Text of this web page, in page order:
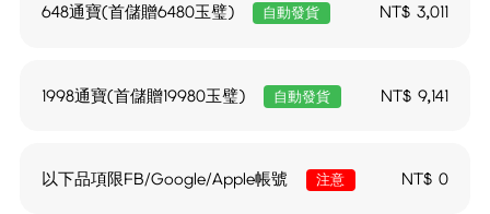
648通寶(首儲贈6480玉璧) 自動發貨 NT$3,011
1998通寶(首儲贈19980玉璧) 自動發貨 NT$9,141
以下品項限FB/Google/Apple帳號 注意 NT$0